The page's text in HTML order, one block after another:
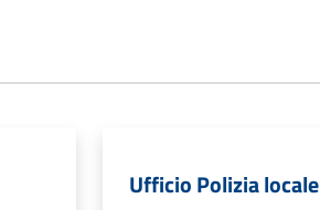
Ufficio Polizia locale